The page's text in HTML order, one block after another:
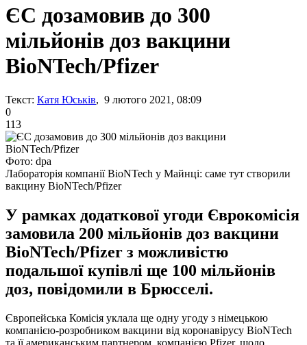
ЄС дозамовив до 300
мільйонів доз вакцини
BioNTech/Pfizer
Текст: Катя Юськів, 9 лютого 2021, 08:09
0
113
Фото: dpa
Лабораторія компанії BioNTech у Майнці: саме тут створили
вакцину BioNTech/Pfizer
У рамках додаткової угоди Єврокомісія
замовила 200 мільйонів доз вакцини
BioNTech/Pfizer з можливістю
подальшої купівлі ще 100 мільйонів
доз, повідомили в Брюсселі.
Європейська Комісія уклала ще одну угоду з німецькою
компанією-розробником вакцини від коронавірусу BioNTech
та її американським партнером, компанією Pfizer, щодо